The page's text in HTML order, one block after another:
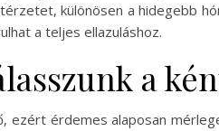
különösen a hidegebb
a teljes ellazuláshoz.
a
érdemes alaposan